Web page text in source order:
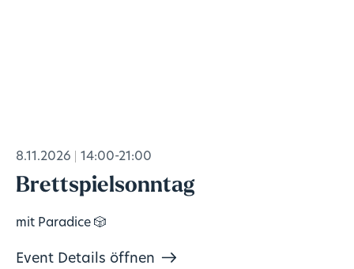
8.11.2026 14:00-21:00
Brettspielsonntag
mit Paradice 🎲
Event Details öffnen